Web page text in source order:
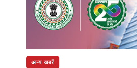
अन्य खबरें